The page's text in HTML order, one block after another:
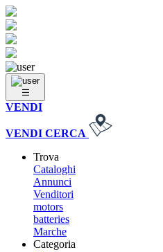
VENDI
VENDI CERCA
Trova
Cataloghi
Annunci
Venditori
motors
batteries
Marche
Categoria